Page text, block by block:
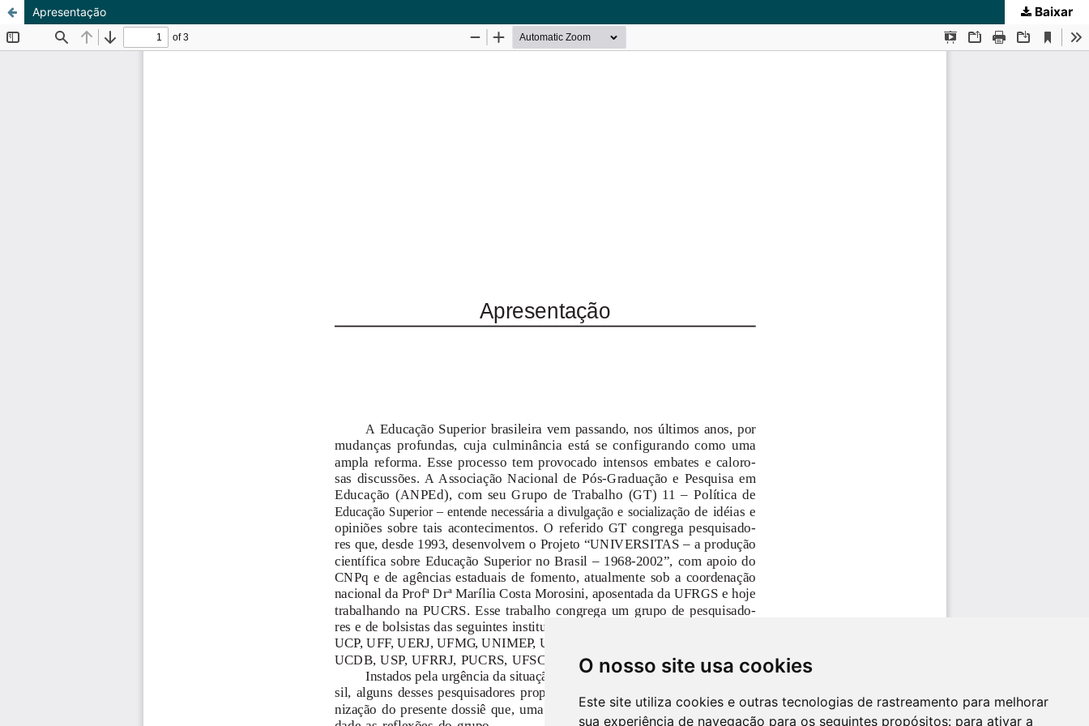
O nosso site usa cookies
Este site utiliza cookies e outras tecnologias de rastreamento para melhorar
sua experiência de navegação para os seguintes propósitos: para ativar a
Apresentação Baixar